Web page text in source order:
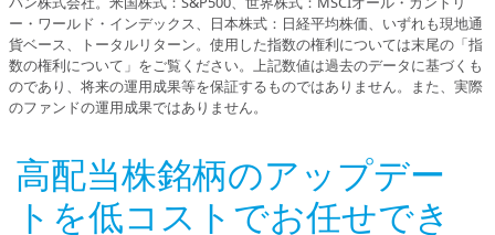
ー・ワールド・インデックス、日本株式：日経平均株価、いずれも現地通
貨ベース、トータルリターン。使用した指数の権利については末尾の「指
数の権利について」をご覧ください。上記数値は過去のデータに基づくも
のであり、将来の運用成果等を保証するものではありません。また、実際
のファンドの運用成果ではありません。
高配当株銘柄のアップデー
トを低コストでお任せでき